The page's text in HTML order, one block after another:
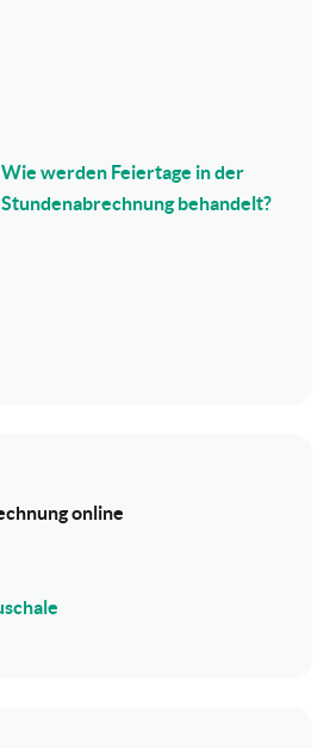
Wie werden Feiertage in der
Stundenabrechnung behandelt?
online